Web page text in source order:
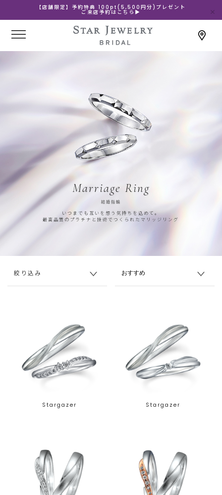
【店舗限定】予約特典 100pt(5,500円分)プレゼント
ご来店予約はこちら▶
Marriage Ring
結婚指輪
いつまでも互いを想う気持ちを込めて。
最高品質のプラチナと技術でつくられたマリッジリング
絞り込み
Stargazer Stargazer